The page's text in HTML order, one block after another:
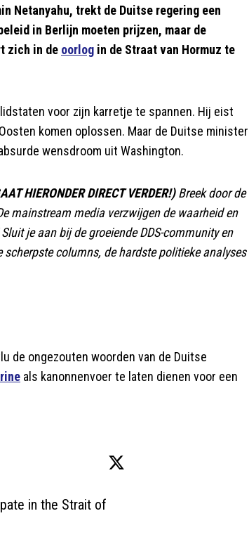
Netanyahu, trekt de Duitse regering een
in Berlijn moeten prijzen, maar de
zich in de oorlog in de Straat van Hormuz te
voor zijn karretje te spannen. Hij eist
komen oplossen. Maar de Duitse minister
wensdroom uit Washington.
HIERONDER DIRECT VERDER!) Breek door de
mainstream media verzwijgen de waarheid en
je aan bij de groeiende DDS-community en
columns, de hardste politieke analyses
de ongezouten woorden van de Duitse
als kanonnenvoer te laten dienen voor een
in the Strait of